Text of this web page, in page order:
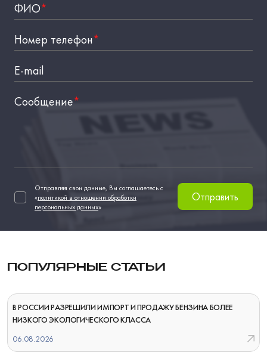
ФИО*
Номер телефон*
E-mail
Сообщение*
Отправляя свои данные, Вы соглашаетесь с
«политикой в отношении обработки
персональных данных»
Отправить
ПОПУЛЯРНЫЕ СТАТЬИ
В РОССИИ РАЗРЕШИЛИ ИМПОРТ И ПРОДАЖУ БЕНЗИНА БОЛЕЕ
НИЗКОГО ЭКОЛОГИЧЕСКОГО КЛАССА
06.08.2026